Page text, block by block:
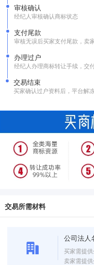
审核确认
经纪人审核确认商标状态
支付尾款
审核无误后买家支付尾款，卖
办理过户
经纪人办理商标转让手续，交
交易结束
买家确认过户资料后，平台解
交易所需材料
公司法人
买家需提供
卖家需提供